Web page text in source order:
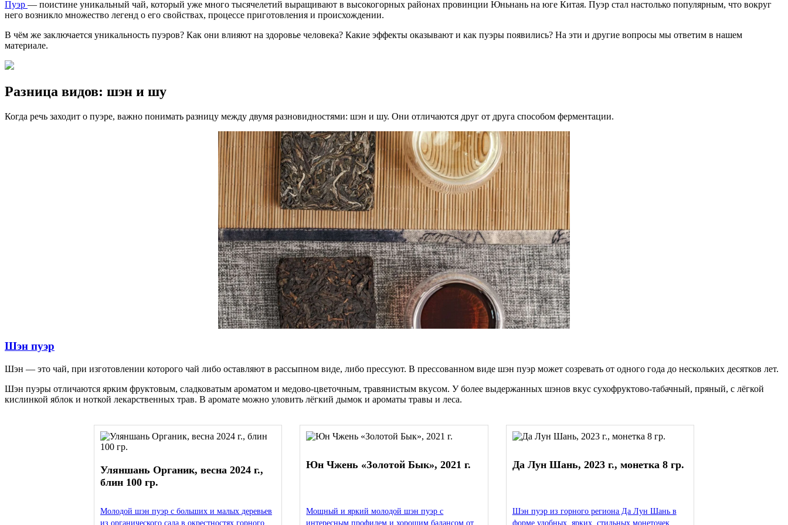
Пуэр — поистине уникальный чай, который уже много тысячелетий выращивают в высокогорных районах провинции Юньнань на юге Китая. Пуэр стал настолько популярным, что вокруг
него возникло множество легенд о его свойствах, процессе приготовления и происхождении.
В чём же заключается уникальность пуэров? Как они влияют на здоровье человека? Какие эффекты оказывают и как пуэры появились? На эти и другие вопросы мы ответим в нашем
материале.
Разница видов: шэн и шу
Когда речь заходит о пуэре, важно понимать разницу между двумя разновидностями: шэн и шу. Они отличаются друг от друга способом ферментации.
Шэн пуэр
Шэн — это чай, при изготовлении которого чай либо оставляют в рассыпном виде, либо прессуют. В прессованном виде шэн пуэр может созревать от одного года до нескольких десятков лет.
Шэн пуэры отличаются ярким фруктовым, сладковатым ароматом и медово-цветочным, травянистым вкусом. У более выдержанных шэнов вкус сухофруктово-табачный, пряный, с лёгкой
кислинкой яблок и ноткой лекарственных трав. В аромате можно уловить лёгкий дымок и ароматы травы и леса.
Уляншань Органик, весна 2024 г.,
блин 100 гр.
Молодой шэн пуэр с больших и малых деревьев
из органического сада в окрестностях горного
Юн Чжень «Золотой Бык», 2021 г.
Мощный и яркий молодой шэн пуэр с
интересным профилем и хорошим балансом от
Да Лун Шань, 2023 г., монетка 8 гр.
Шэн пуэр из горного региона Да Лун Шань в
форме удобных, ярких, стильных монеточек.